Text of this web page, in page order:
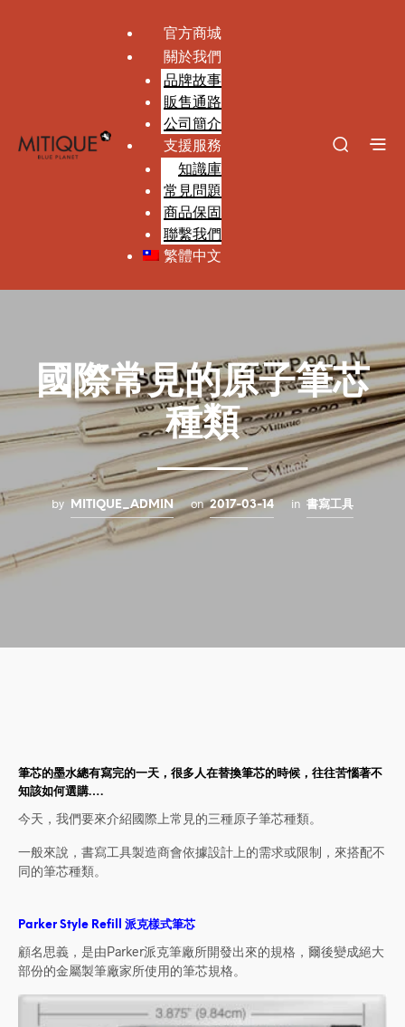
官方商城
關於我們
品牌故事
販售通路
公司簡介
支援服務
知識庫
常見問題
商品保固
聯繫我們
繁體中文
國際常見的原子筆芯
種類
by MITIQUE_ADMIN on 2017-03-14 in 書寫工具
筆芯的墨水總有寫完的一天，很多人在替換筆芯的時候，往往苦惱著不
知該如何選購….
今天，我們要來介紹國際上常見的三種原子筆芯種類。
一般來說，書寫工具製造商會依據設計上的需求或限制，來搭配不
同的筆芯種類。
Parker Style Refill 派克樣式筆芯
顧名思義，是由Parker派克筆廠所開發出來的規格，爾後變成絕大
部份的金屬製筆廠家所使用的筆芯規格。